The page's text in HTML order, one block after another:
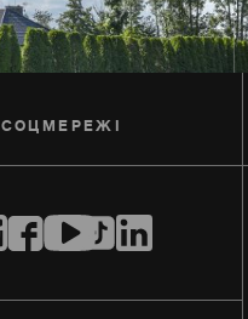
СОЦМЕРЕЖI